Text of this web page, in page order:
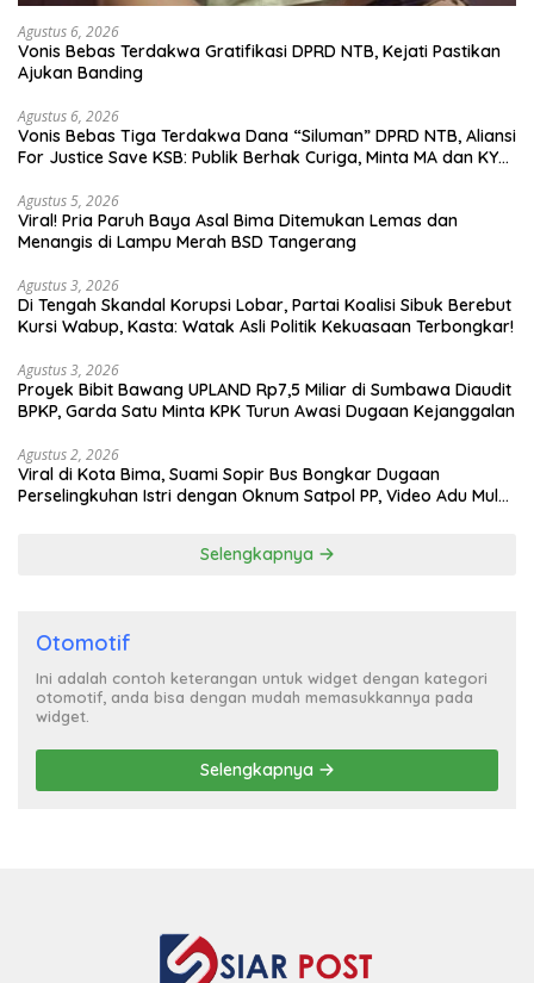
Agustus 6, 2026
Vonis Bebas Terdakwa Gratifikasi DPRD NTB, Kejati Pastikan
Ajukan Banding
Agustus 6, 2026
Vonis Bebas Tiga Terdakwa Dana “Siluman” DPRD NTB, Aliansi
For Justice Save KSB: Publik Berhak Curiga, Minta MA dan KY
Agustus 5, 2026
Viral! Pria Paruh Baya Asal Bima Ditemukan Lemas dan
Menangis di Lampu Merah BSD Tangerang
Agustus 3, 2026
Di Tengah Skandal Korupsi Lobar, Partai Koalisi Sibuk Berebut
Kursi Wabup, Kasta: Watak Asli Politik Kekuasaan Terbongkar!
Agustus 3, 2026
Proyek Bibit Bawang UPLAND Rp7,5 Miliar di Sumbawa Diaudit
BPKP, Garda Satu Minta KPK Turun Awasi Dugaan Kejanggalan
Agustus 2, 2026
Viral di Kota Bima, Suami Sopir Bus Bongkar Dugaan
Perselingkuhan Istri dengan Oknum Satpol PP, Video Adu Mulut
Selengkapnya
Otomotif
Ini adalah contoh keterangan untuk widget dengan kategori
otomotif, anda bisa dengan mudah memasukkannya pada
widget.
Selengkapnya